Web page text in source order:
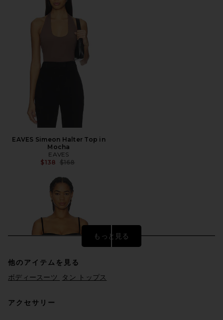
EAVES Simeon Halter Top in
Mocha
EAVES
$138 前の価格:
$168
もっと見る
他のアイテムを見る
ボディースーツ
タン トップス
アクセサリー